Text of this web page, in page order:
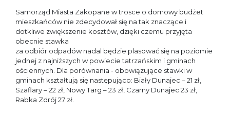
Samorząd Miasta Zakopane w trosce o domowy budżet
mieszkańców nie zdecydował się na tak znaczące i
dotkliwe zwiększenie kosztów, dzięki czemu przyjęta
obecnie stawka
za odbiór odpadów nadal będzie plasować się na poziomie
jednej z najniższych w powiecie tatrzańskim i gminach
ościennych. Dla porównania - obowiązujące stawki w
gminach kształtują się następująco: Biały Dunajec – 21 zł,
Szaflary – 22 zł, Nowy Targ – 23 zł, Czarny Dunajec 23 zł,
Rabka Zdrój 27 zł.